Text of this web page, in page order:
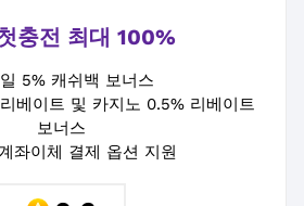
충전 최대 100%
5% 캐쉬백 보너스
베이트 및 카지노 0.5% 리베이트
보너스
좌이체 결제 옵션 지원